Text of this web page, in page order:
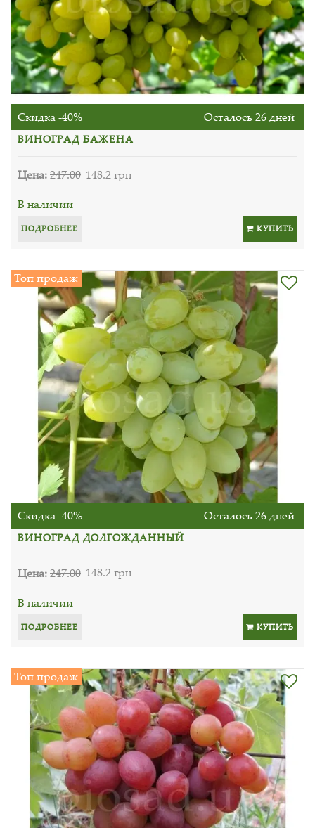
Скидка -40% Осталось 26 дней
ВИНОГРАД БАЖЕНА
Цена:247.00 148.2 грн
В наличии
ПОДРОБНЕЕ КУПИТЬ
Топ продаж
Скидка -40% Осталось 26 дней
ВИНОГРАД ДОЛГОЖДАННЫЙ
Цена:247.00 148.2 грн
В наличии
ПОДРОБНЕЕ КУПИТЬ
Топ продаж